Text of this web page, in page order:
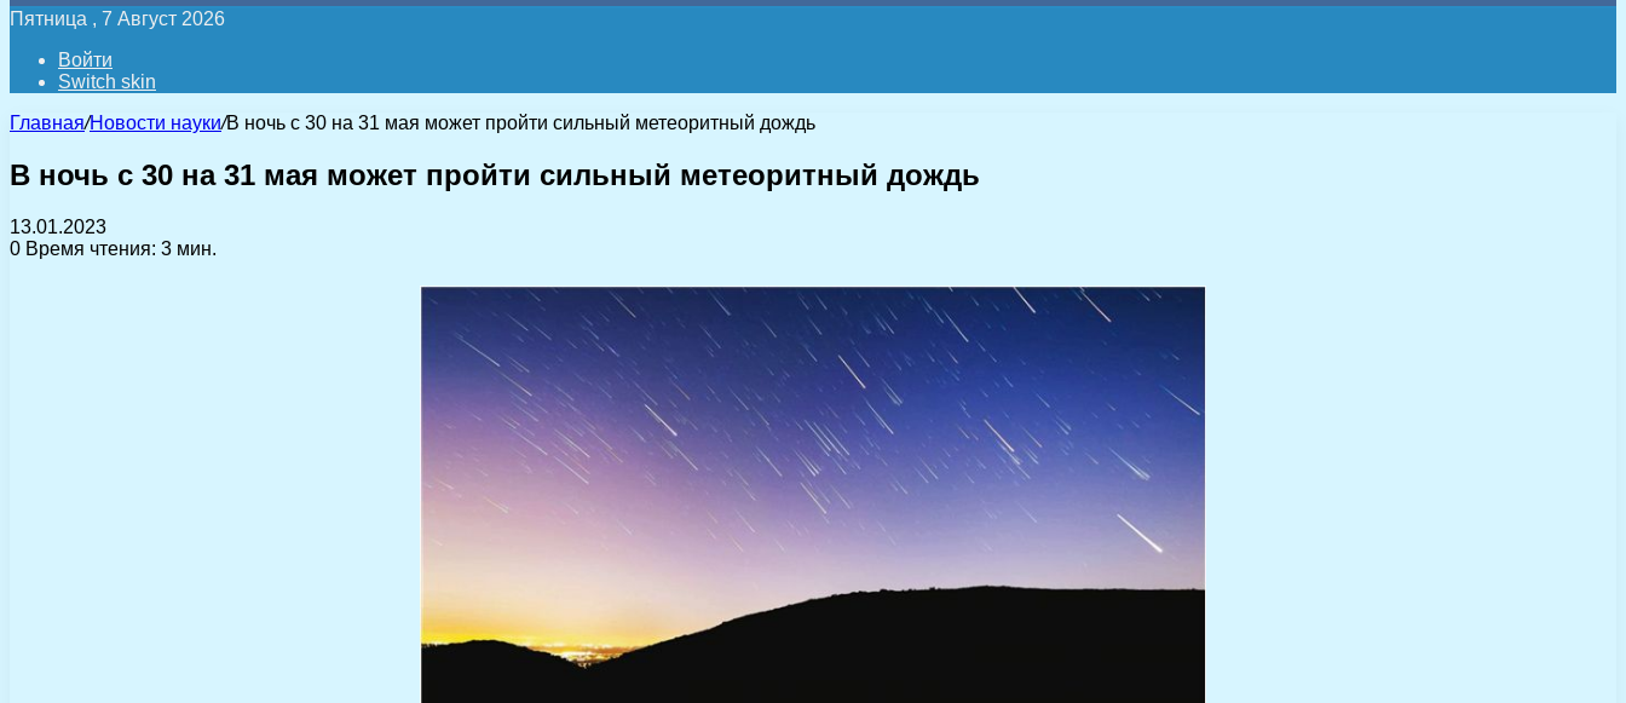
Пятница , 7 Август 2026
Войти
Switch skin
Главная/Новости науки/В ночь с 30 на 31 мая может пройти сильный метеоритный дождь
В ночь с 30 на 31 мая может пройти сильный метеоритный дождь
13.01.2023
0 Время чтения: 3 мин.